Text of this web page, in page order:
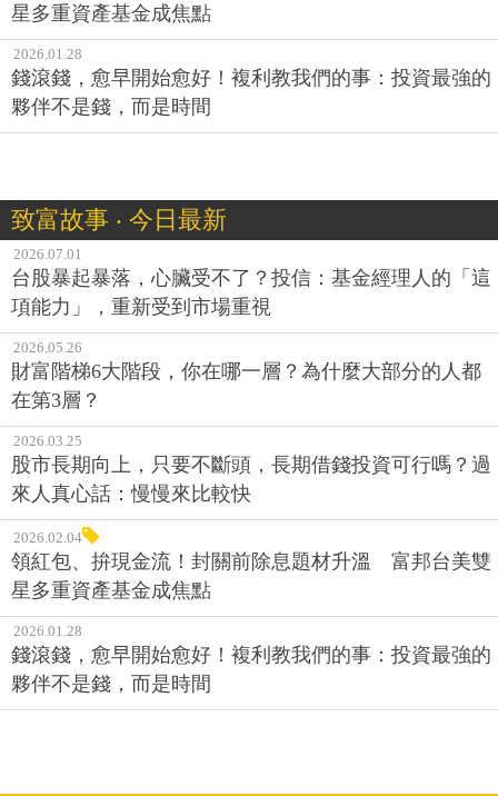
星多重資產基金成焦點
2026.01.28
錢滾錢，愈早開始愈好！複利教我們的事：投資最強的
夥伴不是錢，而是時間
致富故事 ‧ 今日最新
2026.07.01
台股暴起暴落，心臟受不了？投信：基金經理人的「這
項能力」，重新受到市場重視
2026.05.26
財富階梯6大階段，你在哪一層？為什麼大部分的人都
在第3層？
2026.03.25
股市長期向上，只要不斷頭，長期借錢投資可行嗎？過
來人真心話：慢慢來比較快
2026.02.04
領紅包、拚現金流！封關前除息題材升溫 富邦台美雙
星多重資產基金成焦點
2026.01.28
錢滾錢，愈早開始愈好！複利教我們的事：投資最強的
夥伴不是錢，而是時間